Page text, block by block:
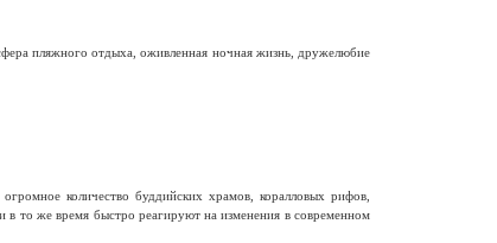
пляжного отдыха, оживленная ночная жизнь, дружелюбие
количество буддийских храмов, коралловых рифов,
в то же время быстро реагируют на изменения в современном